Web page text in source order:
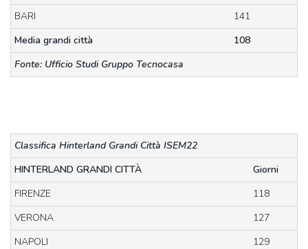
BARI
141
Media grandi città
108
Fonte: Ufficio Studi Gruppo Tecnocasa
Classifica Hinterland Grandi Città ISEM22
HINTERLAND GRANDI CITTÀ
Giorni
FIRENZE
118
VERONA
127
NAPOLI
129